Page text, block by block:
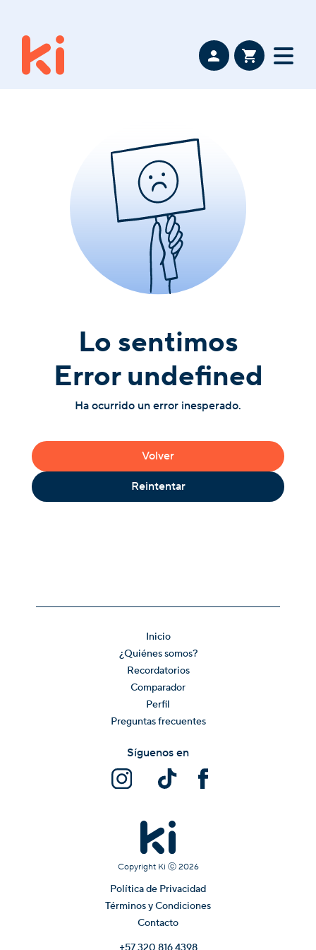
Lo sentimos
Error undefined
Ha ocurrido un error inesperado.
Volver
Reintentar
Inicio
¿Quiénes somos?
Recordatorios
Comparador
Perfil
Preguntas frecuentes
Copyright Ki ⓒ 2026
Política de Privacidad
Términos y Condiciones
Contacto
Síguenos en